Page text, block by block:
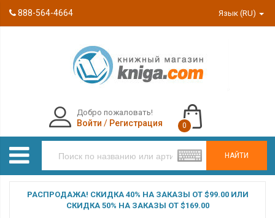
888-564-4664 Язык (RU)
НАЙТИ
Добро пожаловать!
Войти / Регистрация 0
РАСПРОДАЖА! СКИДКА 40% НА ЗАКАЗЫ ОТ $99.00 ИЛИ
СКИДКА 50% НА ЗАКАЗЫ ОТ $169.00